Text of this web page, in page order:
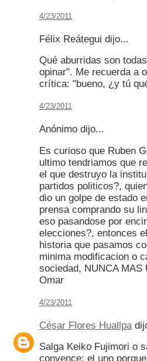
4/23/2011
Félix Reátegui dijo...
Qué aburridas son
opinar". Me recuerda a
crítica: "bueno, ¿y tú
4/23/2011
Anónimo dijo...
Es curioso que Ruben
ultimo tendriamos que
el que destruyo la
partidos politicos?,
dio un golpe de estado
prensa comprando su
eso pasandose por
elecciones?, entonces
historia que pasamos
minima modificacion o
sociedad, NUNCA MAS
Omar
4/23/2011
César Flores Huallpa
Salga Keiko Fujimori o
convence; el uno